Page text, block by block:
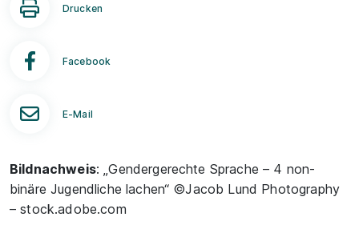
Drucken
Facebook
E-Mail
Bildnachweis: „Gendergerechte Sprache – 4 non-
binäre Jugendliche lachen“ ©Jacob Lund Photography
– stock.adobe.com